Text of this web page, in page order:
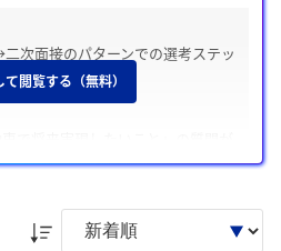
次面接のパターンでの選考ステッ
閲覧する（無料）